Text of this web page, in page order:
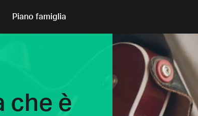
Piano famiglia
che è